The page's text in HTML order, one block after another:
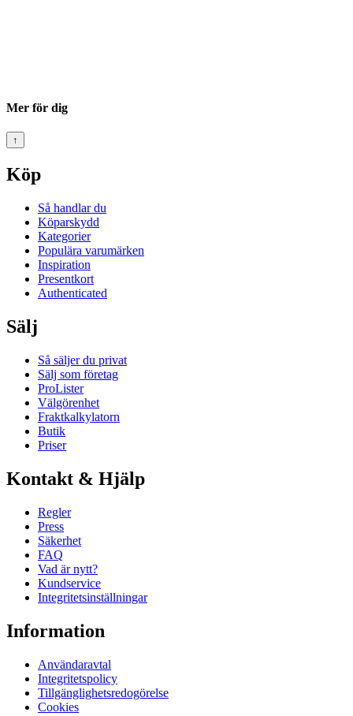
Mer för dig
↑
Köp
Så handlar du
Köparskydd
Kategorier
Populära varumärken
Inspiration
Presentkort
Authenticated
Sälj
Så säljer du privat
Sälj som företag
ProLister
Välgörenhet
Fraktkalkylatorn
Butik
Priser
Kontakt & Hjälp
Regler
Press
Säkerhet
FAQ
Vad är nytt?
Kundservice
Integritetsinställningar
Information
Användaravtal
Integritetspolicy
Tillgänglighetsredogörelse
Cookies